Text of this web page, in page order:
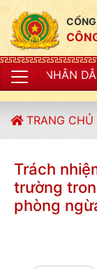
PHỤC VỤ"
TRANG CHỦ
Trách
trường
phòng